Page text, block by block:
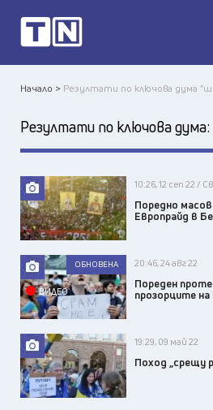
Начало > Резултати по ключова дума
Резултати по ключова дума:
10:26, 12 сеп 22 /
Поредно
Европрайд в
ВИДЕО
ОБНОВЕНА 20:46, 24 авг 22
Пореден
прозорците на
19:29, 09 май 22
Поход „срещу